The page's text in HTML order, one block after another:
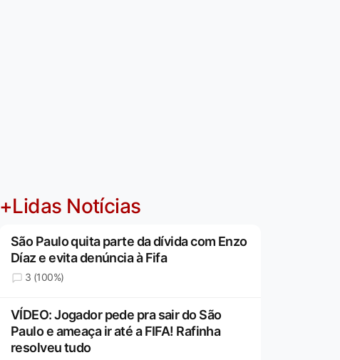
+Lidas Notícias
São Paulo quita parte da dívida com Enzo
Díaz e evita denúncia à Fifa
3 (100%)
VÍDEO: Jogador pede pra sair do São
Paulo e ameaça ir até a FIFA! Rafinha
resolveu tudo